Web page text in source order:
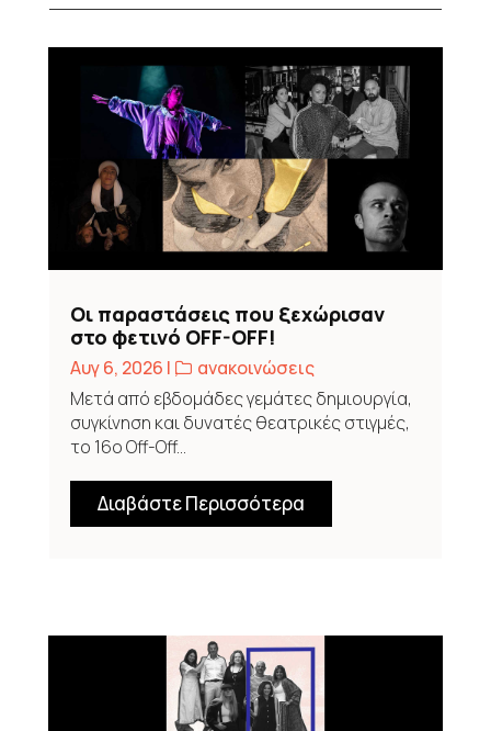
Οι παραστάσεις που ξεχώρισαν
στο φετινό OFF-OFF!
Αυγ 6, 2026 | ,
ανακοινώσεις
Μετά από εβδομάδες γεμάτες δημιουργία,
συγκίνηση και δυνατές θεατρικές στιγμές,
το 16ο Off-Off...
Διαβάστε Περισσότερα